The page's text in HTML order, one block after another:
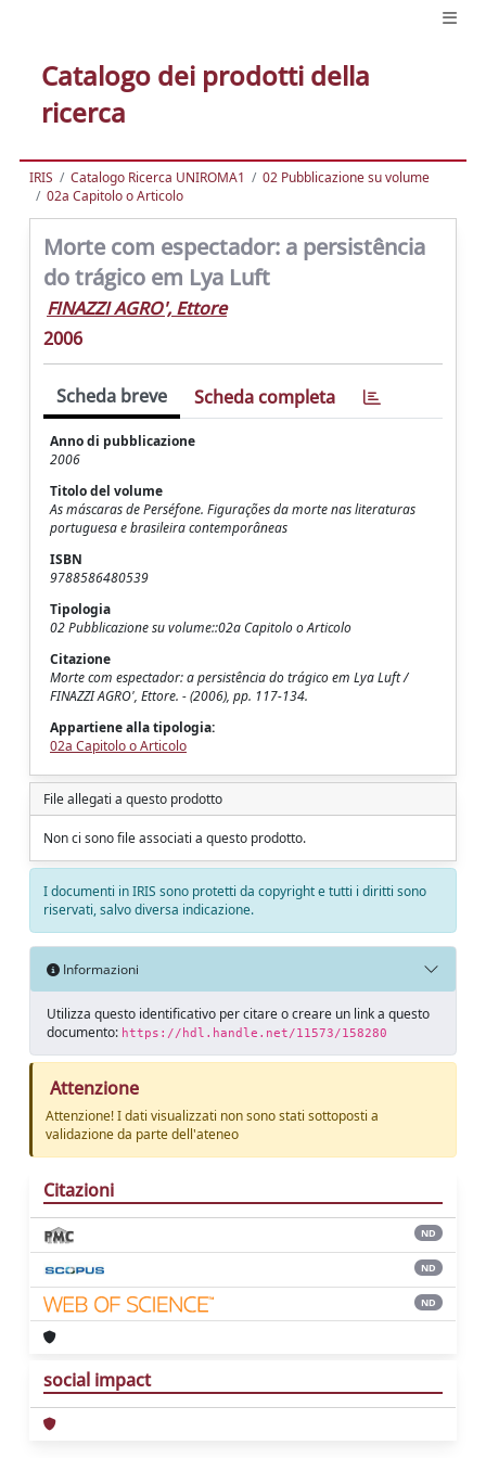
Catalogo dei prodotti della
ricerca
IRIS Catalogo Ricerca UNIROMA1
02 Pubblicazione su volume
02a Capitolo o Articolo
Morte com espectador: a persistência
do trágico em Lya Luft
FINAZZI AGRO', Ettore
2006
Scheda breve Scheda completa
Anno di pubblicazione
2006
Titolo del volume
As máscaras de Perséfone. Figurações da morte nas literaturas
portuguesa e brasileira contemporâneas
ISBN
9788586480539
Tipologia
02 Pubblicazione su volume::02a Capitolo o Articolo
Citazione
Morte com espectador: a persistência do trágico em Lya Luft /
FINAZZI AGRO', Ettore. - (2006), pp. 117-134.
Appartiene alla tipologia:
02a Capitolo o Articolo
File allegati a questo prodotto
Non ci sono file associati a questo prodotto.
I documenti in IRIS sono protetti da copyright e tutti i diritti sono
riservati, salvo diversa indicazione.
Informazioni
Utilizza questo identificativo per citare o creare un link a questo
documento: https://hdl.handle.net/11573/158280
Attenzione
Attenzione! I dati visualizzati non sono stati sottoposti a
validazione da parte dell'ateneo
Citazioni
ND
ND
ND
social impact